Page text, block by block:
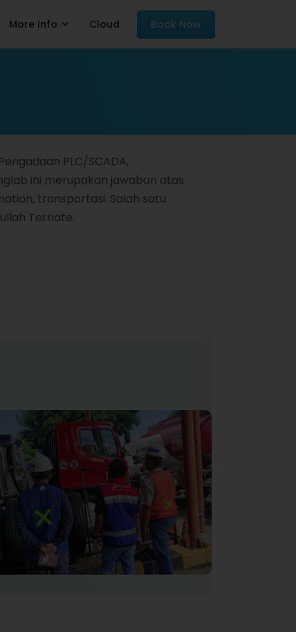
More Info Cloud Book Now
PLC/SCADA,
ini merupakan jawaban atas
transportasi. Salah satu
Ternate.